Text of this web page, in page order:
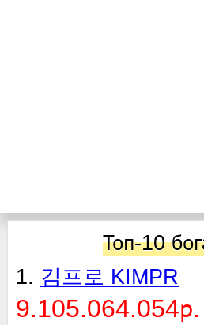
Топ-10
1. 김프로 KIMPR
9.105.064.054р.